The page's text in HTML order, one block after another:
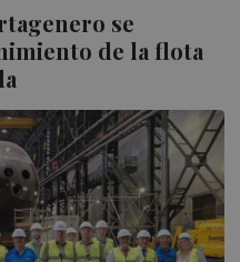
se
de la flota